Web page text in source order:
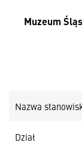
Muzeum
Nazwa
Dział